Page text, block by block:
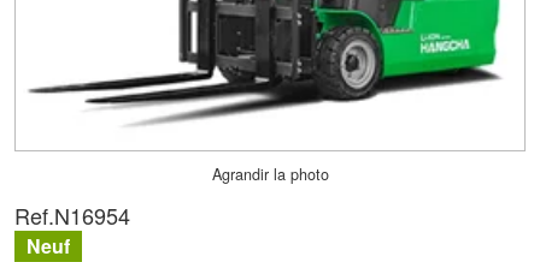
Agrandir la photo
Ref.N16954
Neuf